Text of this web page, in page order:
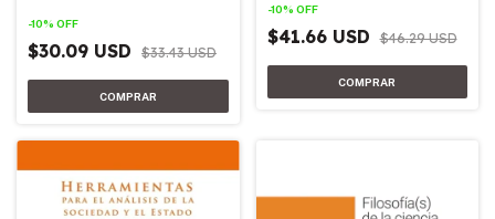
-10% OFF
$30.09 USD $33.43 USD
-10% OFF
$41.66 USD $46.29 USD